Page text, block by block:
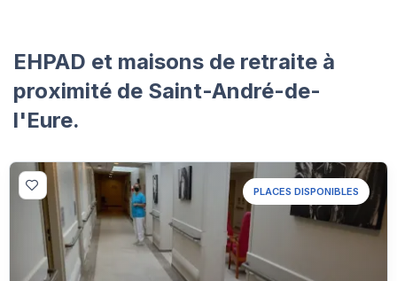
EHPAD et maisons de retraite à
proximité de Saint-André-de-
l'Eure.
PLACES DISPONIBLES